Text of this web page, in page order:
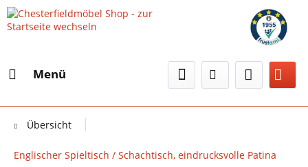
Menü
Übersicht
Englischer Spieltisch / Schachtisch, eindrucksvolle Patina